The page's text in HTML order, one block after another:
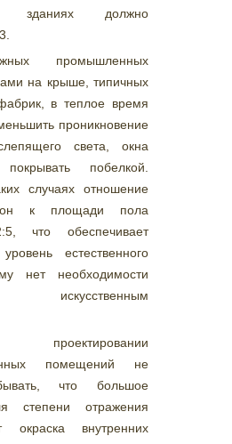
зданиях должно
промышленных
на крыше, типичных
в теплое время
проникновение
света, окна
побелкой.
случаях отношение
к площади пола
что обеспечивает
естественного
нет необходимости
искусственным
помещений не
что большое
степени отражения
окраска внутренних